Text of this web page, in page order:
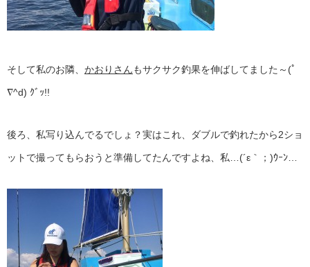
そして私のお隣、 かおりさんもサクサク釣果を伸ばしてました～(ﾟ
∇^d) ｸﾞｯ!!
後ろ、私写り込んでるでしょ？実はこれ、ダブルで釣れたから2ショ
ットで撮ってもらおうと準備してたんですよね、私…(´ε｀；)ｳｰﾝ…